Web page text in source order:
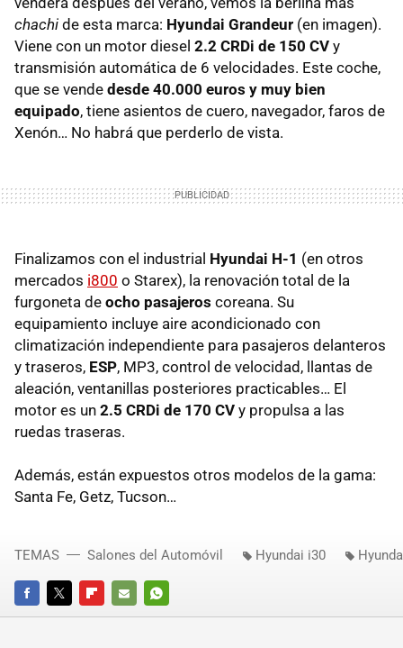
chachi de esta marca: Hyundai Grandeur (en imagen).
Viene con un motor diesel 2.2 CRDi de 150 CV y
transmisión automática de 6 velocidades. Este coche,
que se vende desde 40.000 euros y muy bien
equipado, tiene asientos de cuero, navegador, faros de
Xenón… No habrá que perderlo de vista.
Finalizamos con el industrial Hyundai H-1 (en otros
mercados i800 o Starex), la renovación total de la
furgoneta de ocho pasajeros coreana. Su
equipamiento incluye aire acondicionado con
climatización independiente para pasajeros delanteros
y traseros, ESP, MP3, control de velocidad, llantas de
aleación, ventanillas posteriores practicables… El
motor es un 2.5 CRDi de 170 CV y propulsa a las
ruedas traseras.
Además, están expuestos otros modelos de la gama:
Santa Fe, Getz, Tucson…
FACEBOOKTWITTERFLIPBOARD
E-
WHATSAPP
TEMAS Salones del Automóvil Hyundai i30